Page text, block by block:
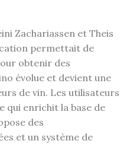
Zachariassen et Theis
permettait de
obtenir des
évolue et devient une
de vin. Les utilisateurs
qui enrichit la base de
des
et un système de